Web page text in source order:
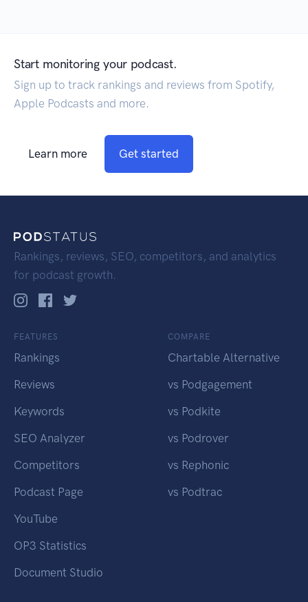
Start monitoring your podcast.
Sign up to track rankings and reviews from Spotify,
Apple Podcasts and more.
Learn more Get started
Rankings, reviews, SEO, competitors, and analytics
for podcast growth.
FEATURES
Rankings
Reviews
Keywords
SEO Analyzer
Competitors
Podcast Page
YouTube
OP3 Statistics
Document Studio
COMPARE
Chartable Alternative
vs Podgagement
vs Podkite
vs Podrover
vs Rephonic
vs Podtrac